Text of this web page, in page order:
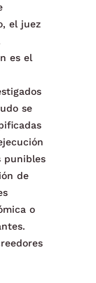
el juez
es el
se
punibles
de
o